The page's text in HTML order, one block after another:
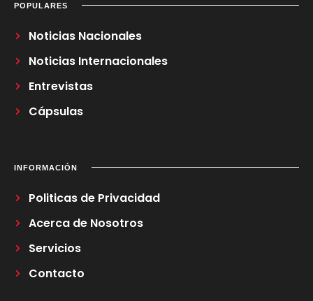
POPULARES
Noticias Nacionales
Noticias Internacionales
Entrevistas
Cápsulas
INFORMACIÓN
Politicas de Privacidad
Acerca de Nosotros
Servicios
Contacto